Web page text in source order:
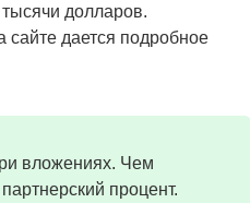
долларов.
дается подробное
вложениях. Чем
процент.